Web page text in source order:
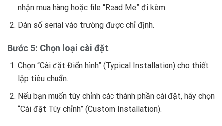
nhận mua hàng hoặc file “Read Me” đi kèm.
Dán số serial vào trường được chỉ định.
Bước 5: Chọn loại cài đặt
Chọn “Cài đặt Điển hình” (Typical Installation) cho thiết
lập tiêu chuẩn.
Nếu bạn muốn tùy chỉnh các thành phần cài đặt, hãy chọn
“Cài đặt Tùy chỉnh” (Custom Installation).